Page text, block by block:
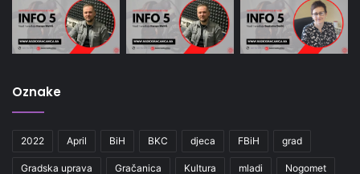
Oznake
2022 April BiH BKC djeca FBiH grad
Gradska uprava Gračanica Kultura mladi Nogomet